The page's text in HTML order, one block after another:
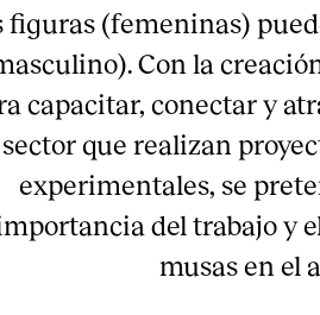
figuras (femeninas)
Con la
capacitar, conectar y
sector que realizan
experimentales, se
del trabajo y
musas en el